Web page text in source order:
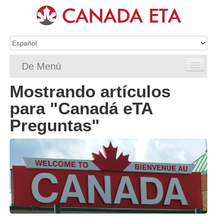
De Menú
Home
Solicitud de eTA
Requisitos de ETA
Preguntas frecuentes de la eTA
Status
Recursos
Mostrando artículos
para "Canadá eTA
Preguntas"